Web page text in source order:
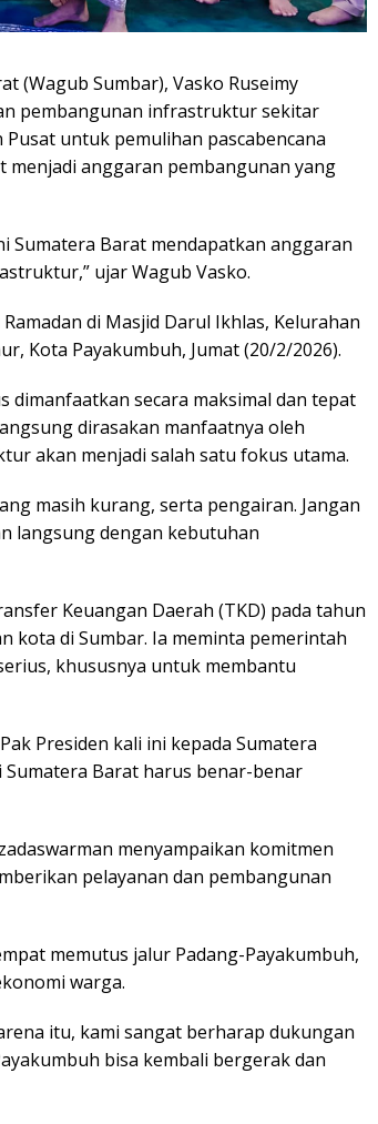
(Wagub Sumbar), Vasko Ruseimy
pembangunan infrastruktur sekitar
untuk pemulihan pascabencana
anggaran pembangunan yang
Sumatera Barat mendapatkan anggaran
ujar Wagub Vasko.
di Masjid Darul Ikhlas, Kelurahan
Kota Payakumbuh, Jumat (20/2/2026).
dimanfaatkan secara maksimal dan tepat
dirasakan manfaatnya oleh
akan menjadi salah satu fokus utama.
masih kurang, serta pengairan. Jangan
langsung dengan kebutuhan
Keuangan Daerah (TKD) pada tahun
kota di Sumbar. Ia meminta pemerintah
khususnya untuk membantu
Presiden kali ini kepada Sumatera
Barat harus benar-benar
menyampaikan komitmen
pelayanan dan pembangunan
memutus jalur Padang-Payakumbuh,
warga.
itu, kami sangat berharap dukungan
bisa kembali bergerak dan